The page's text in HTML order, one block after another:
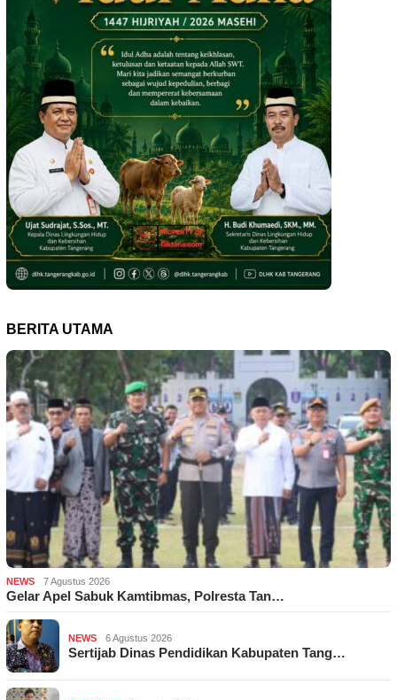
BERITA UTAMA
NEWS 7 Agustus 2026
Gelar Apel Sabuk Kamtibmas, Polresta Tan…
NEWS 6 Agustus 2026
Sertijab Dinas Pendidikan Kabupaten Tang…